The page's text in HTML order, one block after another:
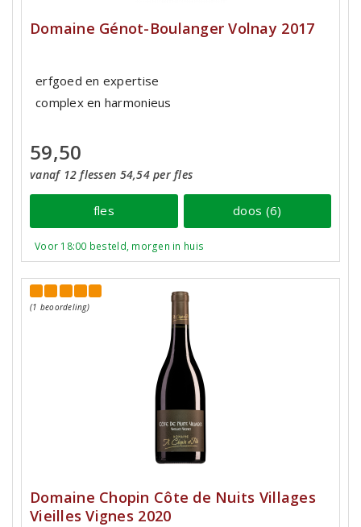
Domaine Génot-Boulanger Volnay 2017
erfgoed en expertise
complex en harmonieus
59,50
vanaf 12 flessen 54,54 per fles
fles doos (6)
Voor 18:00 besteld, morgen in huis
(1 beoordeling)
Domaine Chopin Côte de Nuits Villages
Vieilles Vignes 2020